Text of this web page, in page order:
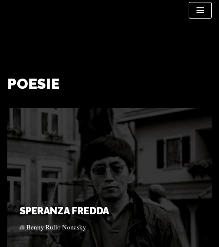
POESIE
SPERANZA FREDDA
diBenny Rullo Nonasky